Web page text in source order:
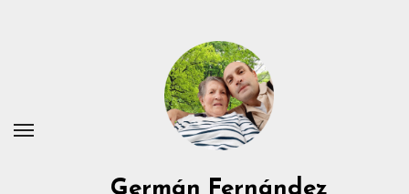
Germán Fernández